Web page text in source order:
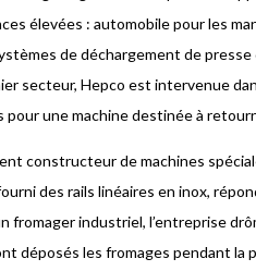
élevées : automobile pour les
de déchargement de presse
secteur, Hepco est intervenue
pour une machine destinée à
constructeur de machines
des rails linéaires en inox,
fromager industriel, l’entreprise
déposés les fromages pendant la